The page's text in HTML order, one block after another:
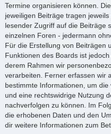
Termine organisieren können.
jeweiligen Beiträge tragen
lesender Zugriff auf die Beiträge
einzelnen Foren - jedermann
Für die Erstellung von Beiträgen
Funktionen des Boards ist
derem Rahmen wir
verarbeiten. Ferner erfassen wir
bestimmte Informationen, um
und eine rechtswidrige Nutzung
nachverfolgen zu können. Im
die erhobenen Daten und den
dir weitere Informationen zum